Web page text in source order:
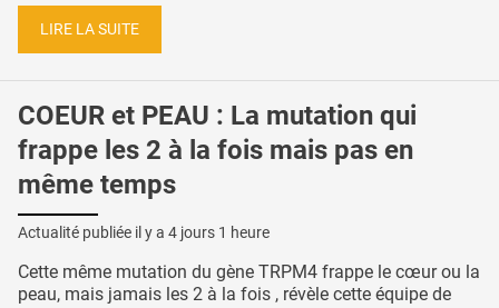
LIRE LA SUITE
COEUR et PEAU : La mutation qui
frappe les 2 à la fois mais pas en
même temps
Actualité publiée il y a 4 jours 1 heure
Cette même mutation du gène TRPM4 frappe le cœur ou la
peau, mais jamais les 2 à la fois , révèle cette équipe de